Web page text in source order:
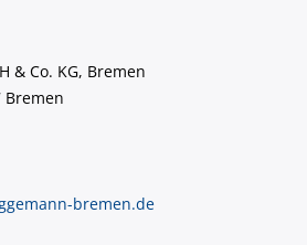
& Co. KG, Bremen
Bremen
bremen.de